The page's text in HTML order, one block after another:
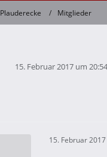
Plauderecke Mitglieder
15. Februar 2017 um 20:54
15. Februar